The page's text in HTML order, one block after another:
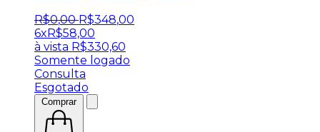
R$0,00 R$348,00
6xR$58,00
à vista R$330,60
Somente logado
Consulta
Esgotado
Comprar